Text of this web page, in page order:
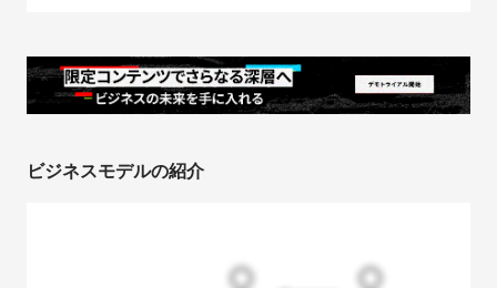
ビジネスモデルの紹介